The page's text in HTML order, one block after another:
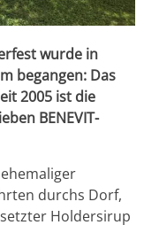
wurde in
begangen: Das
2005 ist die
BENEVIT-
durchs Dorf,
Holdersirup